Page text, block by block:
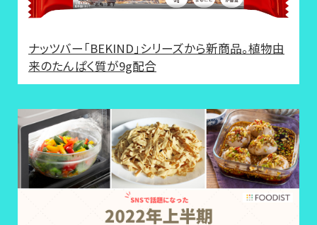
ナッツバー「BEKIND」シリーズから新商品。植物由
来のたんぱく質が9g配合